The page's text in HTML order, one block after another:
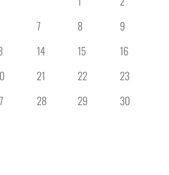
7 8
9
14 15
16
21 22
23
28 29
30